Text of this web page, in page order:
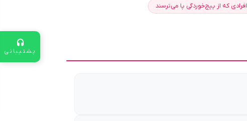
پشتیبانی
افرادی که از پیچ‌خوردگی پا می‌ترسند